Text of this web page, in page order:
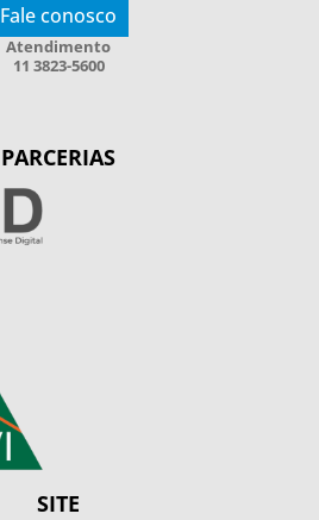
Fale conosco
Atendimento
11 3823-5600
PARCERIAS
SITE